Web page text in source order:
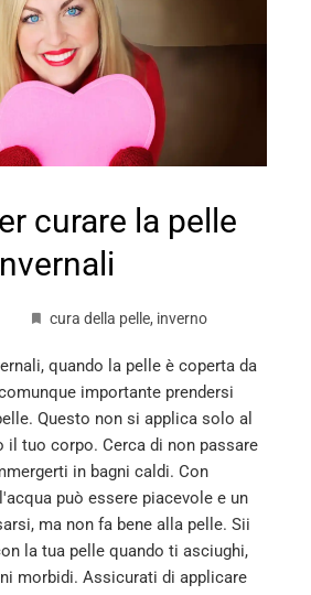
curare la pelle
cura della pelle, inverno
quando la pelle è coperta da
importante prendersi
Questo non si applica solo al
il tuo corpo. Cerca di non passare
in bagni caldi. Con
può essere piacevole e un
ma non fa bene alla pelle. Sii
la tua pelle quando ti asciughi,
morbidi. Assicurati di applicare